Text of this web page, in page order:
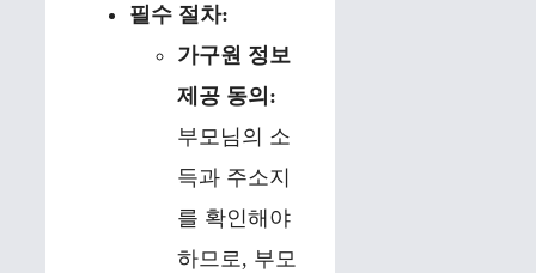
필수 절차:
가구원 정보
제공 동의:
부모님의 소
득과 주소지
를 확인해야
하므로, 부모